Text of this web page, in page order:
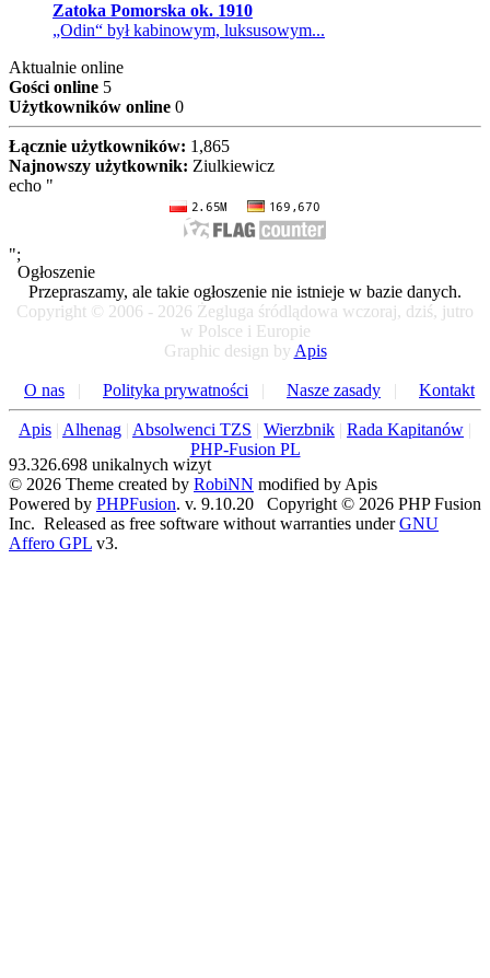
Zatoka Pomorska ok. 1910
„Odin“ był kabinowym, luksusowym...
Aktualnie online
Gości online 5
Użytkowników online 0
Łącznie użytkowników: 1,865
Najnowszy użytkownik: Ziulkiewicz
echo "
";
Ogłoszenie
Przepraszamy, ale takie ogłoszenie nie istnieje w bazie danych.
Copyright © 2006 - 2026 Żegluga śródlądowa wczoraj, dziś, jutro
w Polsce i Europie
Graphic design by Apis
O nas | Polityka prywatności | Nasze zasady | Kontakt
Apis | Alhenag | Absolwenci TZS | Wierzbnik | Rada Kapitanów |
PHP-Fusion PL
93.326.698 unikalnych wizyt
© 2026 Theme created by RobiNN modified by Apis
Powered by PHPFusion. v. 9.10.20 Copyright © 2026 PHP Fusion
Inc. Released as free software without warranties underGNU
Affero GPL v3.